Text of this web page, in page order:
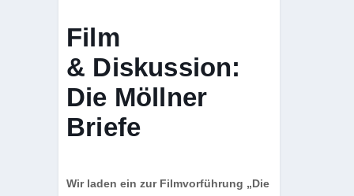
Film
& Diskussion:
Die Möllner
Briefe
Wir laden ein zur Film­vor­füh­rung „Die